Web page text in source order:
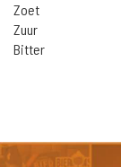
Zoet
Zuur
Bitter